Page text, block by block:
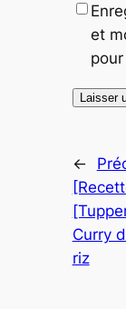
et
←
Curry
riz